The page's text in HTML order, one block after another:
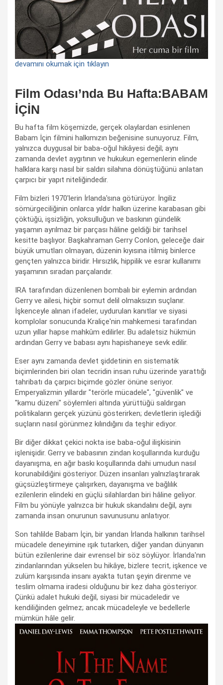
devamını okumak için tıklayın
Film Odası’nda Bu Hafta:BABAM
İÇİN
Bu hafta film köşemizde, gerçek olaylardan esinlenen
Babam İçin filmini halkımızın beğenisine sunuyoruz. Film,
yalnızca duygusal bir baba-oğul hikâyesi değil; aynı
zamanda devlet aygıtının ve hukukun egemenlerin elinde
halklara karşı nasıl bir saldırı silahına dönüştüğünü anlatan
çarpıcı bir yapıt niteliğindedir.
Film bizleri 1970'lerin İrlanda'sına götürüyor. İngiliz
sömürgeciliğinin onlarca yıldır halkın üzerine karabasan gibi
çöktüğü, işsizliğin, yoksulluğun ve baskının gündelik
yaşamın ayrılmaz bir parçası hâline geldiği bir tarihsel
kesitte başlıyor. Başkahraman Gerry Conlon, geleceğe dair
büyük umutları olmayan, düzenin kıyısına itilmiş binlerce
gençten yalnızca biridir. Hırsızlık, hippilik ve esrar kullanımı
yaşamının sıradan parçalarıdır.
IRA tarafından düzenlenen bombalı bir eylemin ardından
Gerry ve ailesi, hiçbir somut delil olmaksızın suçlanır.
İşkenceyle alınan ifadeler, uydurulan kanıtlar ve siyasi
komplolar sonucunda Kraliçe'nin mahkemesi tarafından
uzun yıllar hapse mahkûm edilirler. Bu adaletsiz hükmün
ardından Gerry ve babası aynı hapishaneye sevk edilir.
Eser aynı zamanda devlet şiddetinin en sistematik
biçimlerinden biri olan tecridin insan ruhu üzerinde yarattığı
tahribatı da çarpıcı biçimde gözler önüne seriyor.
Emperyalizmin yıllardır "terörle mücadele", "güvenlik" ve
"kamu düzeni" söylemleri altında yürüttüğü saldırgan
politikaların gerçek yüzünü gösterirken; devletlerin işlediği
suçların nasıl görünmez kılındığını da teşhir ediyor.
Bir diğer dikkat çekici nokta ise baba-oğul ilişkisinin
işlenişidir. Gerry ve babasının zindan koşullarında kurduğu
dayanışma, en ağır baskı koşullarında dahi umudun nasıl
korunabildiğini gösteriyor. Düzen insanları yalnızlaştırarak
güçsüzleştirmeye çalışırken, dayanışma ve bağlılık
ezilenlerin elindeki en güçlü silahlardan biri hâline geliyor.
Film bu yönüyle yalnızca bir hukuk skandalını değil, aynı
zamanda insan onurunun savunusunu anlatıyor.
Son tahlilde Babam İçin, bir yandan İrlanda halkının tarihsel
mücadele deneyimine ışık tutarken, diğer yandan dünyanın
bütün ezilenlerine dair evrensel bir söz söylüyor. İrlanda'nın
zindanlarından yükselen bu hikâye, bizlere tecrit, işkence ve
zulüm karşısında insanı ayakta tutan şeyin direnme ve
teslim olmama iradesi olduğunu bir kez daha gösteriyor.
Çünkü adalet hukuki değil, siyasi bir mücadeledir ve
kendiliğinden gelmez; ancak mücadeleyle ve bedellerle
mümkün hâle gelir.